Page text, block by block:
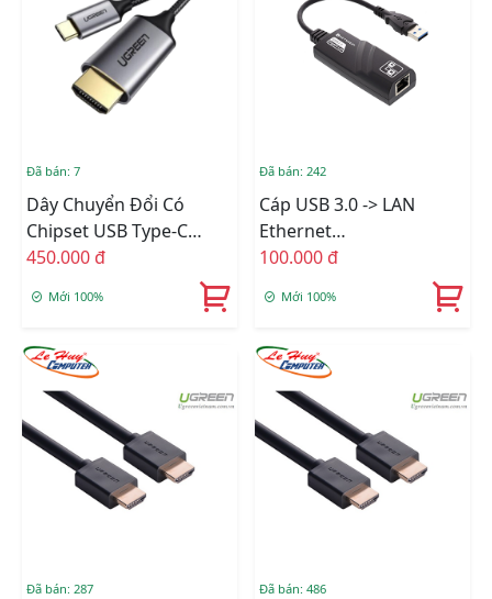
Đã bán: 7
Dây Chuyển Đổi Có
Chipset USB Type-C
Sang HDMI Dài 1.5M
450.000 đ
Mới 100%
Đã bán: 242
Cáp USB 3.0 -> LAN
Ethernet
10/100/1000Mbps
100.000 đ
Mới 100%
Đã bán: 287 Đã bán: 486